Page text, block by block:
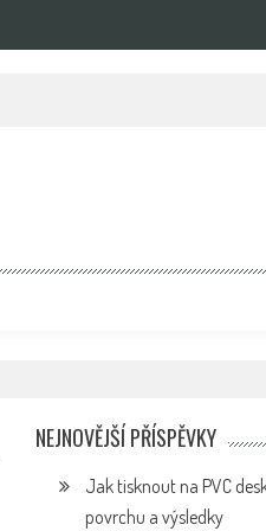
NEJNOVĚJŠÍ PŘÍSPĚVKY
Jak tisknout na PVC
povrchu a výsledky